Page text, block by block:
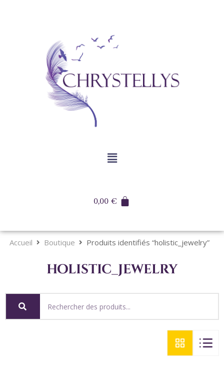
0,00€
Accueil Boutique Produits identifiés “holistic_jewelry”
holistic_jewelry